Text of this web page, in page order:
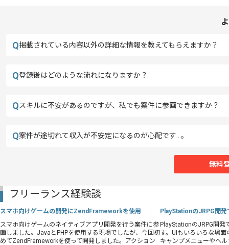
Q掲載されている内容以外の詳細な情報を教えてもらえますか？
Q登録後はどのような流れになりますか？
Qスキルに不安があるのですが、私でも案件に参画できますか？
Q案件が途切れて収入が不安定になるのが心配です…。
無料
フリーランス経験談
スマホ向けゲームの開発にZendFrameworkを使用
スマホ向けゲームのネイティブアプリ開発を行う案件に参
画しました。JavaとPHPを使用する現場でしたが、今回初
めてZendFrameworkを使って開発しました。アクション
PlayStationのJRPG開発
PlayStationのJRPG開発
す。UIもいろいろな場
キャンプメニューやヘ